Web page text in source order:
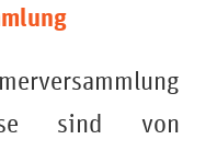
sind von